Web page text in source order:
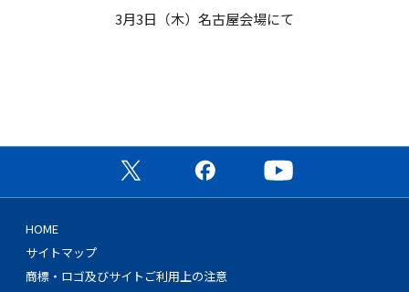
3月3日（木）名古屋会場にて
公式X（旧Twitter）ページ
公式Facebookページ
HOME
サイトマップ
商標・ロゴ及びサイトご利用上の注意